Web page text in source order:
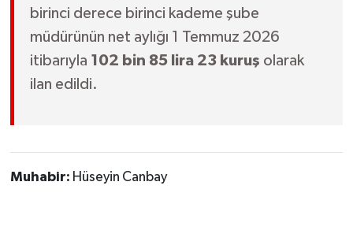
birinci derece birinci kademe şube
müdürünün net aylığı 1 Temmuz 2026
itibarıyla 102 bin 85 lira 23 kuruş olarak
ilan edildi.
Muhabir: Hüseyin Canbay